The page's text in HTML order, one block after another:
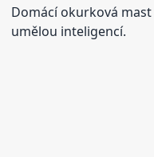
Domácí okurková mast
umělou inteligencí.